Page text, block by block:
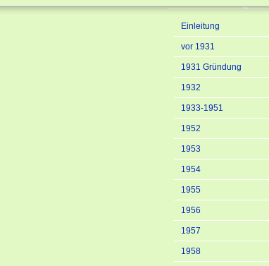
Einleitung
vor 1931
1931 Gründung
1932
1933-1951
1952
1953
1954
1955
1956
1957
1958